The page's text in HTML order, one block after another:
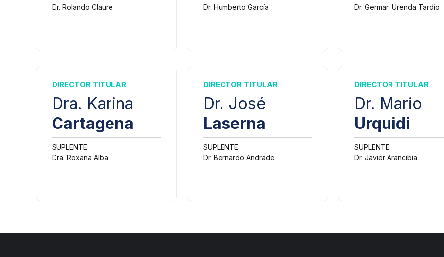
DERMATOLOGÍA IMAGENOLOGÍA
INFECTOLOGÍA
Dr. Rolando Claure
Dr. Humberto García
Dr. German Urenda Tardío
DIRECTOR TITULAR
Dra. Karina
Cartagena
SUPLENTE:
Dra. Roxana Alba
DIRECTOR TITULAR
Dr. José
Laserna
SUPLENTE:
Dr. Bernardo Andrade
DIRECTOR TITULAR
Dr. Mario
Urquidi
SUPLENTE:
Dr. Javier Arancibia